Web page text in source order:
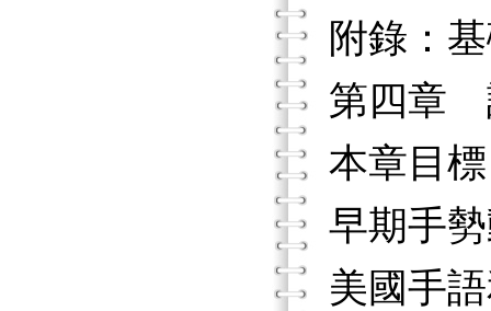
附錄：
第四章
本章目標
早期手
美國手